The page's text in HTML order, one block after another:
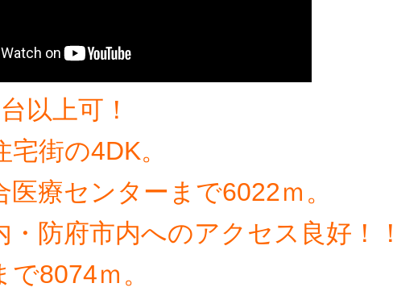
以上可！
宅街の4DK。
医療センターまで6022ｍ。
・防府市内へのアクセス良好！！
で8074ｍ。